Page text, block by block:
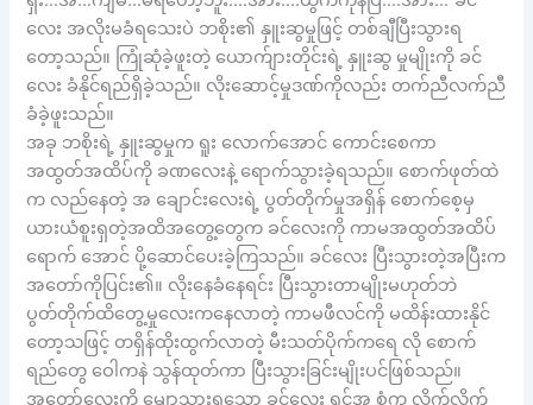
လေး အလိုးမခံရသေးပဲ ဘစိုး၏ နှူးဆွမှုဖြင့် တစ်ချီပြီးသွားရ
တော့သည်။ ကြုံဆုံခဲ့ဖူးတဲ့ ယောက်ျားတိုင်းရဲ့ နှူးဆွ မှုမျိုးကို ခင်
လေး ခံနိုင်ရည်ရှိခဲ့သည်။ လိုးဆောင့်မှုဒဏ်ကိုလည်း တက်ညီလက်ညီ
ခံခဲ့ဖူးသည်။
အခု ဘစိုးရဲ့ နှူးဆွမှုက ရူး လောက်အောင် ကောင်းစေကာ
အထွတ်အထိပ်ကို ခဏလေးနဲ့ ရောက်သွားခဲ့ရသည်။ စောက်ဖုတ်ထဲ
က လည်နေတဲ့ အ ချောင်းလေးရဲ့ ပွတ်တိုက်မှုအရှိန် စောက်စေ့မှ
ယားယံစူးရှတဲ့အထိအတွေ့တွေက ခင်လေးကို ကာမအထွတ်အထိပ်
ရောက် အောင် ပို့ဆောင်ပေးခဲ့ကြသည်။ ခင်လေး ပြီးသွားတဲ့အပြီးက
အတော်ကိုပြင်း၏။ လိုးနေခံနေရင်း ပြီးသွားတာမျိုးမဟုတ်ဘဲ
ပွတ်တိုက်ထိတွေ့မှုလေးကနေလာတဲ့ ကာမဖီလင်ကို မထိန်းထားနိုင်
တော့သဖြင့် တရှိန်ထိုးထွက်လာတဲ့ မီးသတ်ပိုက်ကရေ လို စောက်
ရည်တွေ ဝေါကနဲ သွန်ထုတ်ကာ ပြီးသွားခြင်းမျိုးပင်ဖြစ်သည်။
အတော်လေးကို မျော့သွားရသော ခင်လေး ရင်အ စုံက လှိုက်လှိုက်